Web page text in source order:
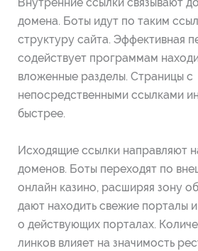
домена. Боты идут по таким
структуру сайта. Эффективная
содействует программам
вложенные разделы. Страницы с
непосредственными ссылками
быстрее.
Исходящие ссылки направляют
доменов. Боты переходят по
онлайн казино, расширяя зону
дают находить свежие порталы
о действующих порталах.
линков влияет на значимость